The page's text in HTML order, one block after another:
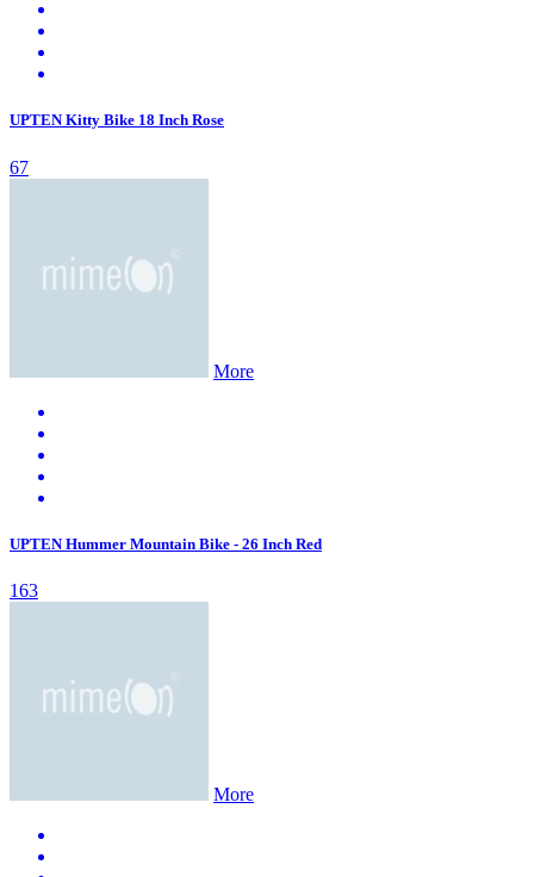
UPTEN Kitty Bike 18 Inch Rose
67
More
UPTEN Hummer Mountain Bike - 26 Inch Red
163
More